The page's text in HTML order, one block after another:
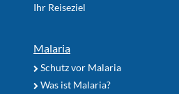
Ihr Reiseziel
Malaria
Schutz vor Malaria
Was ist Malaria?